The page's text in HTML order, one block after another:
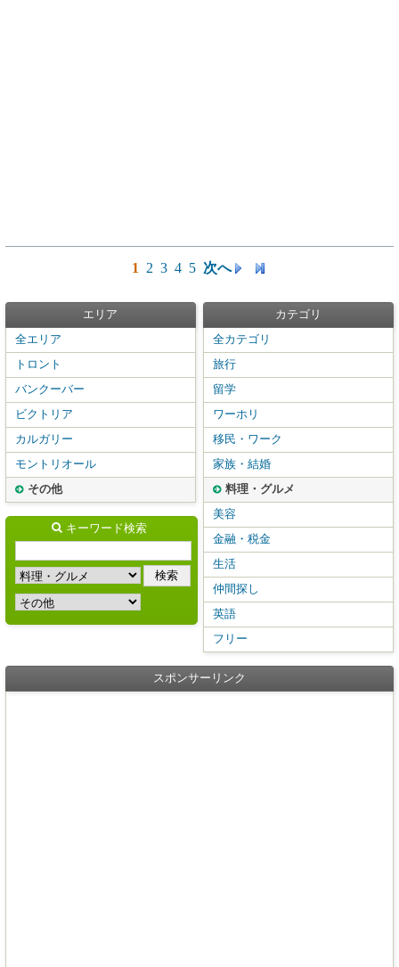
1 2 3 4 5 次へ
エリア
全エリア
トロント
バンクーバー
ビクトリア
カルガリー
モントリオール
その他
カテゴリ
全カテゴリ
旅行
留学
ワーホリ
移民・ワーク
家族・結婚
料理・グルメ
美容
金融・税金
生活
仲間探し
英語
フリー
キーワード検索
スポンサーリンク